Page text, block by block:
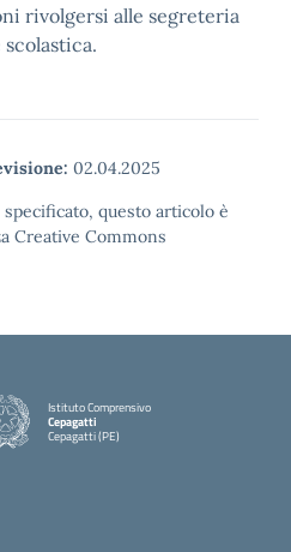
rivolgersi alle segreteria
02.04.2025
questo articolo è
Creative Commons
Istituto Comprensivo
Cepagatti
Cepagatti (PE)
— Visita la pagina iniziale della scuola